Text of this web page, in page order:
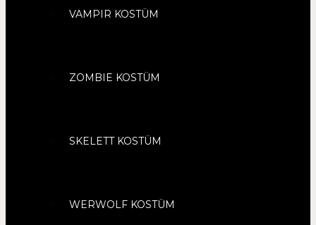
VAMPIR KOSTÜM
ZOMBIE KOSTÜM
SKELETT KOSTÜM
WERWOLF KOSTÜM